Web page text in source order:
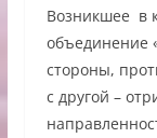
Возникшее в
объединение
стороны,
с другой –